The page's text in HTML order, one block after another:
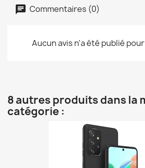
Commentaires (0)
Aucun avis n'a été publié
8 autres produits dans la
catégorie :